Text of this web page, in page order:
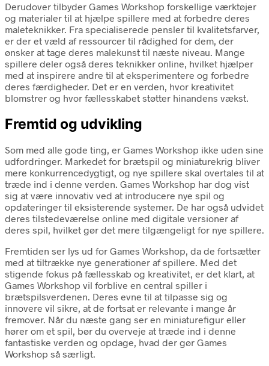
Derudover tilbyder Games Workshop forskellige værktøjer
og materialer til at hjælpe spillere med at forbedre deres
maleteknikker. Fra specialiserede pensler til kvalitetsfarver,
er der et væld af ressourcer til rådighed for dem, der
ønsker at tage deres malekunst til næste niveau. Mange
spillere deler også deres teknikker online, hvilket hjælper
med at inspirere andre til at eksperimentere og forbedre
deres færdigheder. Det er en verden, hvor kreativitet
blomstrer og hvor fællesskabet støtter hinandens vækst.
Fremtid og udvikling
Som med alle gode ting, er Games Workshop ikke uden sine
udfordringer. Markedet for brætspil og miniaturekrig bliver
mere konkurrencedygtigt, og nye spillere skal overtales til at
træde ind i denne verden. Games Workshop har dog vist
sig at være innovativ ved at introducere nye spil og
opdateringer til eksisterende systemer. De har også udvidet
deres tilstedeværelse online med digitale versioner af
deres spil, hvilket gør det mere tilgængeligt for nye spillere.
Fremtiden ser lys ud for Games Workshop, da de fortsætter
med at tiltrække nye generationer af spillere. Med det
stigende fokus på fællesskab og kreativitet, er det klart, at
Games Workshop vil forblive en central spiller i
brætspilsverdenen. Deres evne til at tilpasse sig og
innovere vil sikre, at de fortsat er relevante i mange år
fremover. Når du næste gang ser en miniaturefigur eller
hører om et spil, bør du overveje at træde ind i denne
fantastiske verden og opdage, hvad der gør Games
Workshop så særligt.